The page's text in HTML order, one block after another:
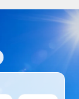
スポンサーリンク